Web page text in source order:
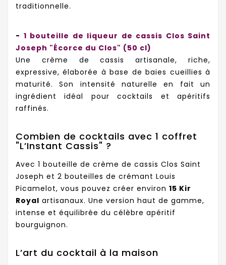
traditionnelle.
- 1 bouteille de liqueur de cassis Clos Saint
Joseph "Écorce du Clos" (50 cl)
Une crème de cassis artisanale, riche,
expressive, élaborée à base de baies cueillies à
maturité. Son intensité naturelle en fait un
ingrédient idéal pour cocktails et apéritifs
raffinés.
Combien de cocktails avec 1 coffret
"L’Instant Cassis" ?
Avec 1 bouteille de crème de cassis Clos Saint
Joseph et 2 bouteilles de crémant Louis
Picamelot, vous pouvez créer environ 15 Kir
Royal artisanaux. Une version haut de gamme,
intense et équilibrée du célèbre apéritif
bourguignon.
L’art du cocktail à la maison